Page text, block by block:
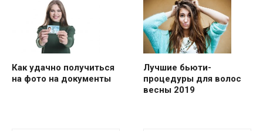
Как удачно получиться
на фото на документы
Лучшие бьюти-
процедуры для волос
весны 2019